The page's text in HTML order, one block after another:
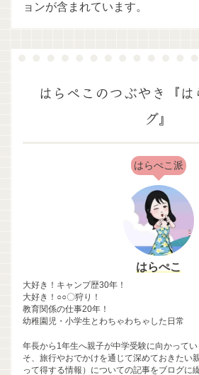
ョンが含まれています。
はらぺこのつぶやき『は
グ』
はらぺこ派
はらぺこ
大好き！キャンプ歴30年！
大好き！○○〇狩り！
教育関係の仕事20年！
幼稚園児・小学生とわちゃわちゃした日常
年長から1年生へ親子が中学受験に向かって
そ、旅行やおでかけを通じて深めておきたい
って得する情報）についての記事をブログに